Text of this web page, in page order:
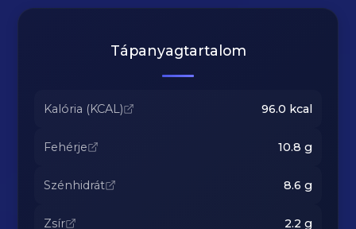
Tápanyagtartalom
Kalória (KCAL) 96.0 kcal
Fehérje 10.8 g
Szénhidrát 8.6 g
Zsír 2.2 g